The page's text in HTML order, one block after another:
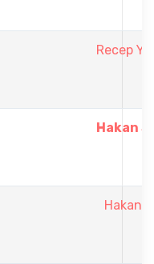
Recep
Hakan
Hakan